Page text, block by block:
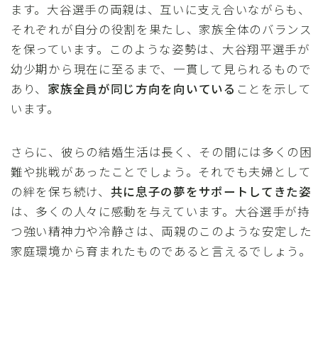
ます。大谷選手の両親は、互いに支え合いながらも、
それぞれが自分の役割を果たし、家族全体のバランス
を保っています。このような姿勢は、大谷翔平選手が
幼少期から現在に至るまで、一貫して見られるもので
あり、 家族全員が同じ方向を向いている ことを示して
います。
さらに、彼らの結婚生活は長く、その間には多くの困
難や挑戦があったことでしょう。それでも夫婦として
の絆を保ち続け、 共に息子の夢をサポートしてきた姿
は、多くの人々に感動を与えています。大谷選手が持
つ強い精神力や冷静さは、両親のこのような安定した
家庭環境から育まれたものであると言えるでしょう。